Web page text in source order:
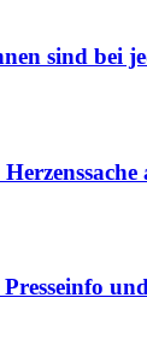
sind bei
und